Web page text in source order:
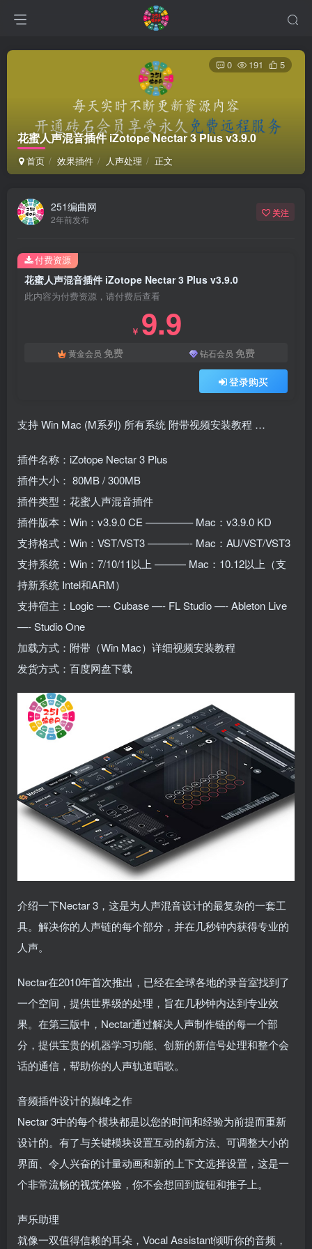
花蜜人声混音插件 iZotope Nectar 3 Plus v3.9.0
首页 效果插件 人声处理 正文
0 191 5
251编曲网
2年前发布
关注
花蜜人声混音插件 iZotope Nectar 3 Plus v3.9.0
此内容为付费资源，请付费后查看
￥ 9.9
黄金会员 免费 钻石会员 免费
登录购买
付费资源
支持 Win Mac (M系列) 所有系统 附带视频安装教程 …
插件名称：iZotope Nectar 3 Plus
插件大小： 80MB / 300MB
插件类型：花蜜人声混音插件
插件版本：Win：v3.9.0 CE ————– Mac：v3.9.0 KD
支持格式：Win：VST/VST3 ————- Mac：AU/VST/VST3
支持系统：Win：7/10/11以上 ——— Mac：10.12以上（支
持新系统 Intel和ARM）
支持宿主：Logic —- Cubase —- FL Studio —- Ableton Live
—- Studio One
加载方式：附带（Win Mac）详细视频安装教程
发货方式：百度网盘下载
介绍一下Nectar 3，这是为人声混音设计的最复杂的一套工
具。解决你的人声链的每个部分，并在几秒钟内获得专业的
人声。
Nectar在2010年首次推出，已经在全球各地的录音室找到了
一个空间，提供世界级的处理，旨在几秒钟内达到专业效
果。在第三版中，Nectar通过解决人声制作链的每一个部
分，提供宝贵的机器学习功能、创新的新信号处理和整个会
话的通信，帮助你的人声轨道唱歌。
音频插件设计的巅峰之作
Nectar 3中的每个模块都是以您的时间和经验为前提而重新
设计的。有了与关键模块设置互动的新方法、可调整大小的
界面、令人兴奋的计量动画和新的上下文选择设置，这是一
个非常流畅的视觉体验，你不会想回到旋钮和推子上。
声乐助理
就像一双值得信赖的耳朵，Vocal Assistant倾听你的音频，